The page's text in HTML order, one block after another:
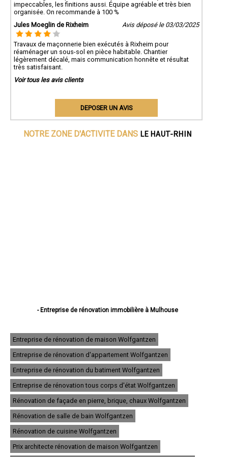
impeccables, les finitions aussi. Équipe agréable et très bien
organisée. On recommande à 100 %
Jules Moeglin de Rixheim
Avis déposé le 03/03/2025
Travaux de maçonnerie bien exécutés à Rixheim pour
réaménager un sous-sol en pièce habitable. Chantier
légèrement décalé, mais communication honnête et résultat
très satisfaisant.
Voir tous les avis clients
DEPOSER UN AVIS
NOTRE ZONE D'ACTIVITE DANS LE HAUT-RHIN
- Entreprise de rénovation immobilière à Mulhouse
- Entreprise de rénovation immobilière à Illzach
- Entreprise de rénovation immobilière à Wittenheim
- Entreprise de rénovation immobilière à Kingersheim
- Entreprise de rénovation immobilière à Rixheim
- Entreprise de rénovation immobilière à Riedisheim
- Entreprise de rénovation immobilière à Guebwiller
- Entreprise de rénovation immobilière à Cernay
- Entreprise de rénovation immobilière à Wittelsheim
- Entreprise de rénovation immobilière à Pfastatt
- Entreprise de rénovation immobilière à Thann
- Entreprise de rénovation immobilière à Wintzenheim
- Entreprise de rénovation immobilière à Soultz-Haut-Rhin
- Entreprise de rénovation immobilière à Ensisheim
Entreprise de rénovation de maison Wolfgantzen
Entreprise de rénovation d'appartement Wolfgantzen
Entreprise de rénovation du batiment Wolfgantzen
Entreprise de rénovation tous corps d'état Wolfgantzen
Rénovation de façade en pierre, brique, chaux Wolfgantzen
Rénovation de salle de bain Wolfgantzen
Rénovation de cuisine Wolfgantzen
Prix architecte rénovation de maison Wolfgantzen